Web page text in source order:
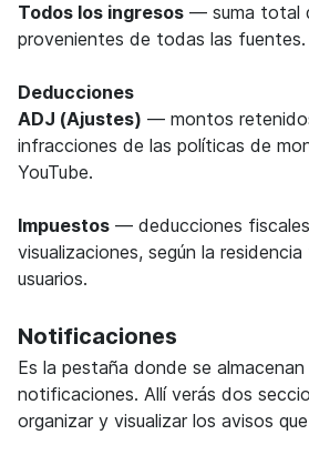
Todos los ingresos — suma total
provenientes de todas las fuentes.
Deducciones
ADJ (Ajustes) — montos
infracciones de las políticas de
YouTube.
Impuestos — deducciones
visualizaciones, según la
usuarios.
Notificaciones
Es la pestaña donde se
notificaciones. Allí verás dos
organizar y visualizar los avisos